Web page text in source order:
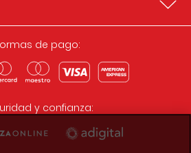
de pago:
y confianza: